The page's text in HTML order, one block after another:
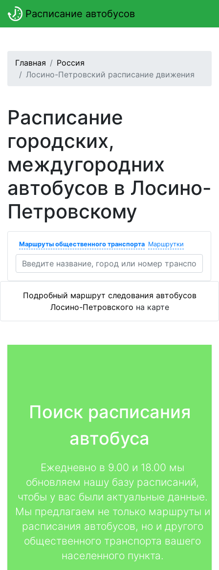
Расписание автобусов
Главная
Россия
Лосино-Петровский расписание движения
Расписание
городских,
междугородних
автобусов в Лосино-
Петровскому
Маршруты общественного транспорта Маршрутки
Подробный маршрут следования автобусов
Лосино-Петровского на карте
Поиск расписания
автобуса
Ежедневно в 9.00 и 18.00 мы
обновляем нашу базу расписаний,
чтобы у вас были актуальные данные.
Мы предлагаем не только маршруты и
расписания автобусов, но и другого
общественного транспорта вашего
населенного пункта.